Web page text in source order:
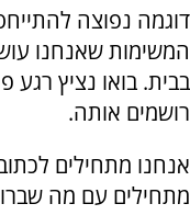
דוגמה נפוצה
המשימות שאנחנו
בבית. בואו נציץ
רושמים אותה.
אנחנו מתחילים
מתחילים עם מה